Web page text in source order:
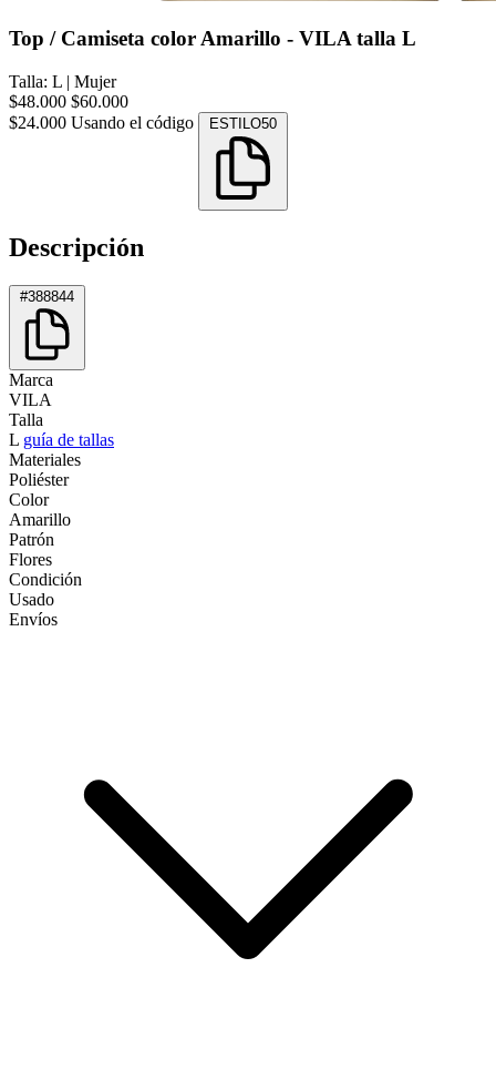
Top / Camiseta color Amarillo - VILA talla L
Talla: L | Mujer
$48.000 $60.000
$24.000 Usando el código ESTILO50
Descripción
#388844
Marca
VILA
Talla
L guía de tallas
Materiales
Poliéster
Color
Amarillo
Patrón
Flores
Condición
Usado
Envíos